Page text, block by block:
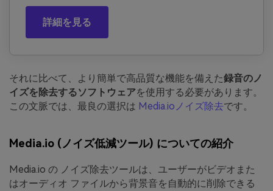
詳細を見る
それに比べて、より簡単で高品質な機能を備えた録音のノ
イズを除去するソフトウェアを使用する必要があります。
この文脈では、最良の選択は Media.ioノイズ除去です。
Media.io (ノイズ低減ツール) についての紹介
Media.io の ノイズ除去ツールは、ユーザーがビデオまた
はオーディオ ファイルから背景音を自動的に削除できる